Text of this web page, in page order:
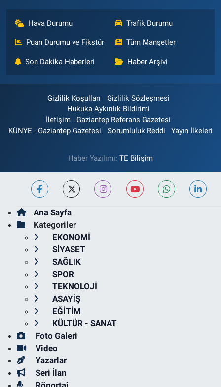
Hava Durumu Trafik Durumu
Puan Durumu ve Fikstür Tüm Manşetler
Son Dakika Haberleri Haber Arşivi
Gizlilik Koşulları
Gizlilik Sözleşmesi
Hukuka Aykırılık Bildirimi
İletişim - Gaziantep Referans Gazetesi
KÜNYE - Gaziantep Gazetesi
Sorumluluk Reddi Yayın İlkeleri
Haber Yazılımı: TE Bilişim
Ana Sayfa
Kategoriler
EKONOMİ
SİYASET
SAĞLIK
SPOR
TEKNOLOJİ
ASAYİŞ
EĞİTİM
KÜLTÜR - SANAT
Foto Galeri
Video
Yazarlar
Seri İlan